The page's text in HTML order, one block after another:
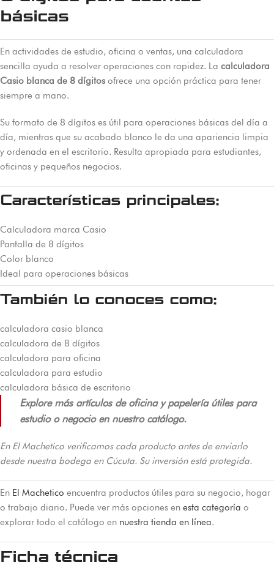
básicas
En actividades de estudio, oficina o ventas, una calculadora
sencilla ayuda a resolver operaciones con rapidez. La calculadora
Casio blanca de 8 dígitos ofrece una opción práctica para tener
siempre a mano.
Su formato de 8 dígitos es útil para operaciones básicas del día a
día, mientras que su acabado blanco le da una apariencia limpia
y ordenada en el escritorio. Resulta apropiada para estudiantes,
oficinas y pequeños negocios.
Características principales:
Calculadora marca Casio
Pantalla de 8 dígitos
Color blanco
Ideal para operaciones básicas
También lo conoces como:
calculadora casio blanca
calculadora de 8 dígitos
calculadora para oficina
calculadora para estudio
calculadora básica de escritorio
Explore más artículos de oficina y papelería útiles para
estudio o negocio en nuestro catálogo.
En El Machetico verificamos cada producto antes de enviarlo
desde nuestra bodega en Cúcuta. Su inversión está protegida.
En El Machetico encuentra productos útiles para su negocio, hogar
o trabajo diario. Puede ver más opciones en esta categoría o
explorar todo el catálogo en nuestra tienda en línea.
Ficha técnica